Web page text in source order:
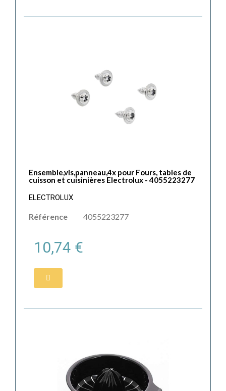
Ensemble,vis,panneau,4x pour Fours, tables de
cuisson et cuisinières Electrolux - 4055223277
ELECTROLUX
Référence 4055223277
10,74 €